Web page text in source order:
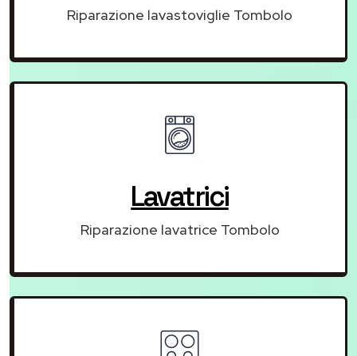
Riparazione lavastoviglie Tombolo
Lavatrici
Riparazione lavatrice Tombolo